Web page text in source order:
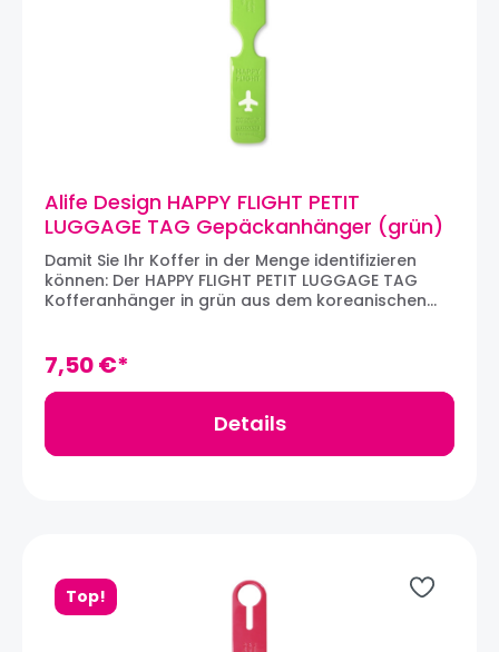
Alife Design HAPPY FLIGHT PETIT
LUGGAGE TAG Gepäckanhänger (grün)
Damit Sie Ihr Koffer in der Menge identifizieren
können: Der HAPPY FLIGHT PETIT LUGGAGE TAG
Kofferanhänger in grün aus dem koreanischen
einfachste Montage. Ein Kärtchen zum
Personalisieren befindet sich auf der
Rückentseite. Material: PVCMaße: 25 x 4 cm
7,50 €*
Details
Top!